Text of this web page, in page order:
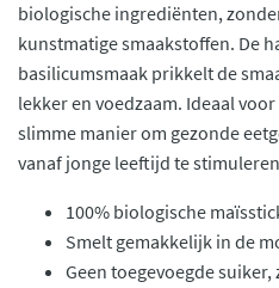
biologische ingrediënten,
kunstmatige smaakstoffen. De
basilicumsmaak prikkelt de
lekker en voedzaam. Ideaal
slimme manier om gezonde
vanaf jonge leeftijd te
100% biologische
Smelt gemakkelijk in de
Geen toegevoegde